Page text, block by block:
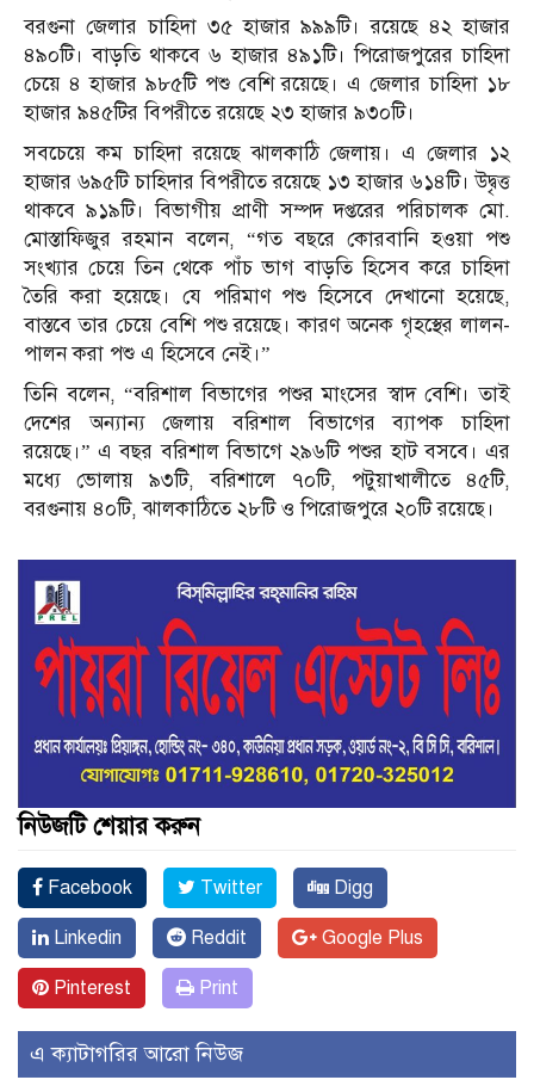
বরগুনা জেলার চাহিদা ৩৫ হাজার ৯৯৯টি। রয়েছে ৪২ হাজার
৪৯০টি। বাড়তি থাকবে ৬ হাজার ৪৯১টি। পিরোজপুরের চাহিদা
চেয়ে ৪ হাজার ৯৮৫টি পশু বেশি রয়েছে। এ জেলার চাহিদা ১৮
হাজার ৯৪৫টির বিপরীতে রয়েছে ২৩ হাজার ৯৩০টি।
সবচেয়ে কম চাহিদা রয়েছে ঝালকাঠি জেলায়। এ জেলার ১২
হাজার ৬৯৫টি চাহিদার বিপরীতে রয়েছে ১৩ হাজার ৬১৪টি। উদ্বৃত্ত
থাকবে ৯১৯টি। বিভাগীয় প্রাণী সম্পদ দপ্তরের পরিচালক মো.
মোস্তাফিজুর রহমান বলেন, “গত বছরে কোরবানি হওয়া পশু
সংখ্যার চেয়ে তিন থেকে পাঁচ ভাগ বাড়তি হিসেব করে চাহিদা
তৈরি করা হয়েছে। যে পরিমাণ পশু হিসেবে দেখানো হয়েছে,
বাস্তবে তার চেয়ে বেশি পশু রয়েছে। কারণ অনেক গৃহস্থের লালন-
পালন করা পশু এ হিসেবে নেই।”
তিনি বলেন, “বরিশাল বিভাগের পশুর মাংসের স্বাদ বেশি। তাই
দেশের অন্যান্য জেলায় বরিশাল বিভাগের ব্যাপক চাহিদা
রয়েছে।” এ বছর বরিশাল বিভাগে ২৯৬টি পশুর হাট বসবে। এর
মধ্যে ভোলায় ৯৩টি, বরিশালে ৭০টি, পটুয়াখালীতে ৪৫টি,
বরগুনায় ৪০টি, ঝালকাঠিতে ২৮টি ও পিরোজপুরে ২০টি রয়েছে।
নিউজটি শেয়ার করুন
Facebook Twitter Digg
Linkedin Reddit Google Plus
Pinterest Print
এ ক্যাটাগরির আরো নিউজ